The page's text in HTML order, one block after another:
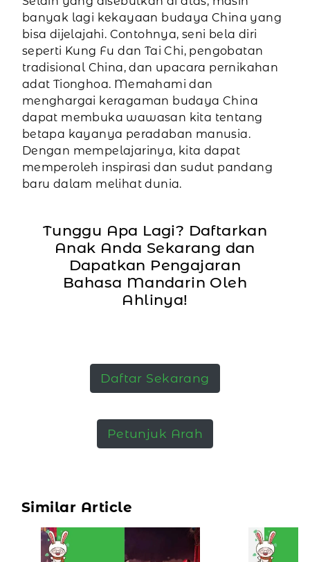
banyak lagi kekayaan budaya China yang
bisa dijelajahi. Contohnya, seni bela diri
seperti Kung Fu dan Tai Chi, pengobatan
tradisional China, dan upacara pernikahan
adat Tionghoa. Memahami dan
menghargai keragaman budaya China
dapat membuka wawasan kita tentang
betapa kayanya peradaban manusia.
Dengan mempelajarinya, kita dapat
memperoleh inspirasi dan sudut pandang
baru dalam melihat dunia.
Tunggu Apa Lagi? Daftarkan
Anak Anda Sekarang dan
Dapatkan Pengajaran
Bahasa Mandarin Oleh
Ahlinya!
Daftar Sekarang
Petunjuk Arah
Similar Article